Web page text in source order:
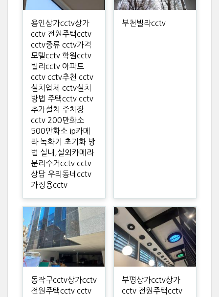
용인상가cctv상가
cctv 전원주택cctv
cctv종류 cctv가격
모텔cctv 학원cctv
빌라cctv 아파트
cctv cctv추천 cctv
설치업체 cctv설치
방법 주택cctv cctv
추가설치 주차장
cctv 200만화소
500만화소 ip카메
라 녹화기 초기화 방
법 실내,실외카메라
분리수거cctv cctv
상담 우리동네cctv
가정용cctv
부천빌라cctv
동작구cctv상가cctv
전원주택cctv cctv
부평상가cctv상가
cctv 전원주택cctv